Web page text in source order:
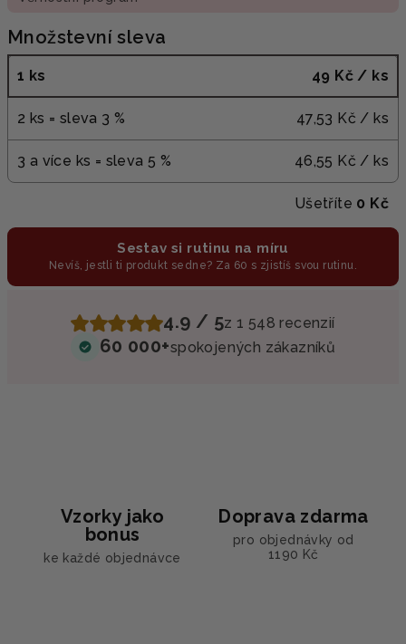
Množstevní sleva
1 ks 49 Kč / ks
2 ks = sleva 3 % 47,53 Kč / ks
3 a více ks = sleva 5 % 46,55 Kč / ks
Ušetříte 0 Kč
Sestav si rutinu na míru
Nevíš, jestli ti produkt sedne? Za 60 s zjistíš svou rutinu.
4.9 / 5z 1 548 recenzií
60 000+spokojených zákazníků
Vzorky jako
bonus
ke každé objednávce
Doprava zdarma
pro objednávky od
1190 Kč